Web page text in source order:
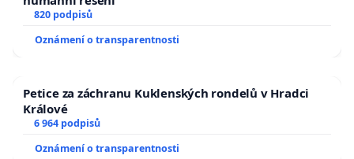
820 podpisů
Oznámení o transparentnosti
Petice za záchranu Kuklenských rondelů v Hradci
Králové
6 964 podpisů
Oznámení o transparentnosti